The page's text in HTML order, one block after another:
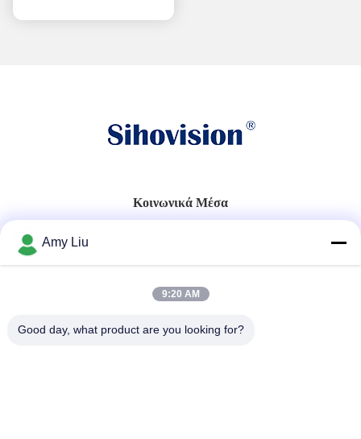
Κοινωνικά Μέσα
86-0755-23747569
Amy Liu
9:20 AM
Good day, what product are you looking for?